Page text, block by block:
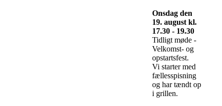
Onsdag den
19. august kl.
17.30 - 19.30
Tidligt møde -
Velkomst- og
opstartsfest.
Vi starter med
fællesspisning
og har tændt op
i grillen.